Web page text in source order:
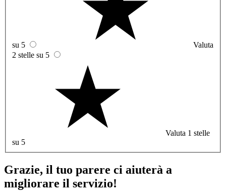
su 5
Valuta
2 stelle su 5
Valuta 1 stelle
su 5
Grazie, il tuo parere ci aiuterà a
migliorare il servizio!